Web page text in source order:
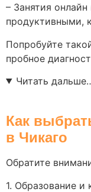
– Занятия
продуктивными,
Попробуйте
пробное
Читать
Как
в Чикаго
Обратите
1. Образование